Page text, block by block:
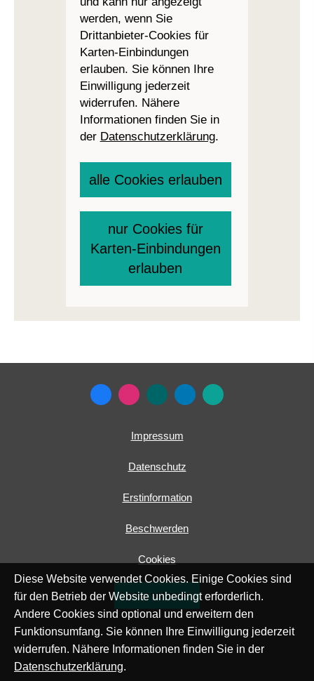
werden, wenn Sie
Drittanbieter-Cookies für
Karten-Einbindungen
erlauben. Sie können Ihre
Einwilligung jederzeit
widerrufen. Nähere
Informationen finden Sie in
der Datenschutzerklärung.
alle Cookies erlauben
nur Cookies für
Karten-Einbindungen
erlauben
Impressum
Datenschutz
Erstinformation
Beschwerden
Cookies
Vertrag widerrufen
Diese Website verwendet Cookies. Einige Cookies sind
für den Betrieb der Website unbedingt erforderlich.
Andere Cookies sind optional und erweitern den
Funktionsumfang. Sie können Ihre Einwilligung jederzeit
widerrufen. Nähere Informationen finden Sie in der
Datenschutzerklärung.